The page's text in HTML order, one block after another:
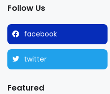
Follow Us
facebook
twitter
Featured